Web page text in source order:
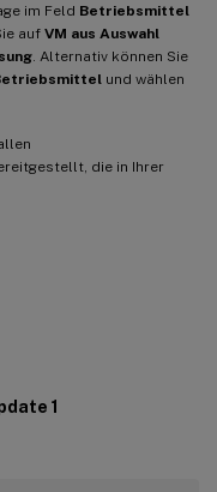
im Feld Betriebsmittel
auf VM aus Auswahl
. Alternativ können Sie
und wählen
die in Ihrer
1